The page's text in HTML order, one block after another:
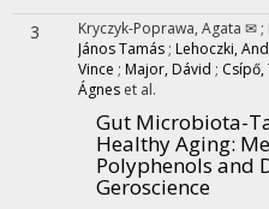
3 Kryczyk-Poprawa, Agata ✉ ;
János Tamás ; Lehoczki,
Vince ; Major, Dávid ; Csípő,
Ágnes et al.
Gut Microbiota-
Healthy Aging:
Polyphenols and
Geroscience